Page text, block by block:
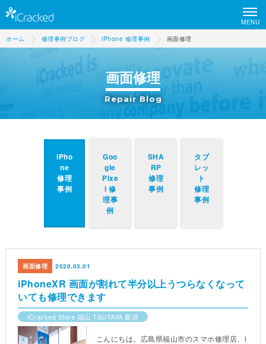
MENU
ホーム 修理事例ブログ iPhone 修理事例 画面修理
画面修理
Repair Blog
iPho
ne
修理
事例
Goo
gle
Pixe
l 修
理事
例
SHA
RP
修理
事例
タブ
レッ
ト
修理
事例
iPhoneXR 画面が割れて半分以上うつらなくなって
いても修理できます
画面修理 2020.03.01
iCracked Store 福山 TSUTAYA 新涯
こんにちは。広島県福山市のスマホ修理店、i